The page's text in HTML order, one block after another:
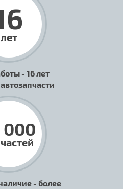
лет
- 16 лет
000
- более